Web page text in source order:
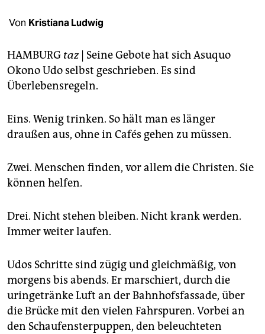
shop
fragen & hilfe
unterstützen
genossenschaft
Von Kristiana Ludwig
HAMBURG taz| Seine Gebote hat sich Asuquo
Okono Udo selbst geschrieben. Es sind
Überlebensregeln.
Eins. Wenig trinken. So hält man es länger
draußen aus, ohne in Cafés gehen zu müssen.
Zwei. Menschen finden, vor allem die Christen. Sie
können helfen.
Drei. Nicht stehen bleiben. Nicht krank werden.
Immer weiter laufen.
Udos Schritte sind zügig und gleichmäßig, von
morgens bis abends. Er marschiert, durch die
uringetränke Luft an der Bahnhofsfassade, über
die Brücke mit den vielen Fahrspuren. Vorbei an
den Schaufensterpuppen, den beleuchteten